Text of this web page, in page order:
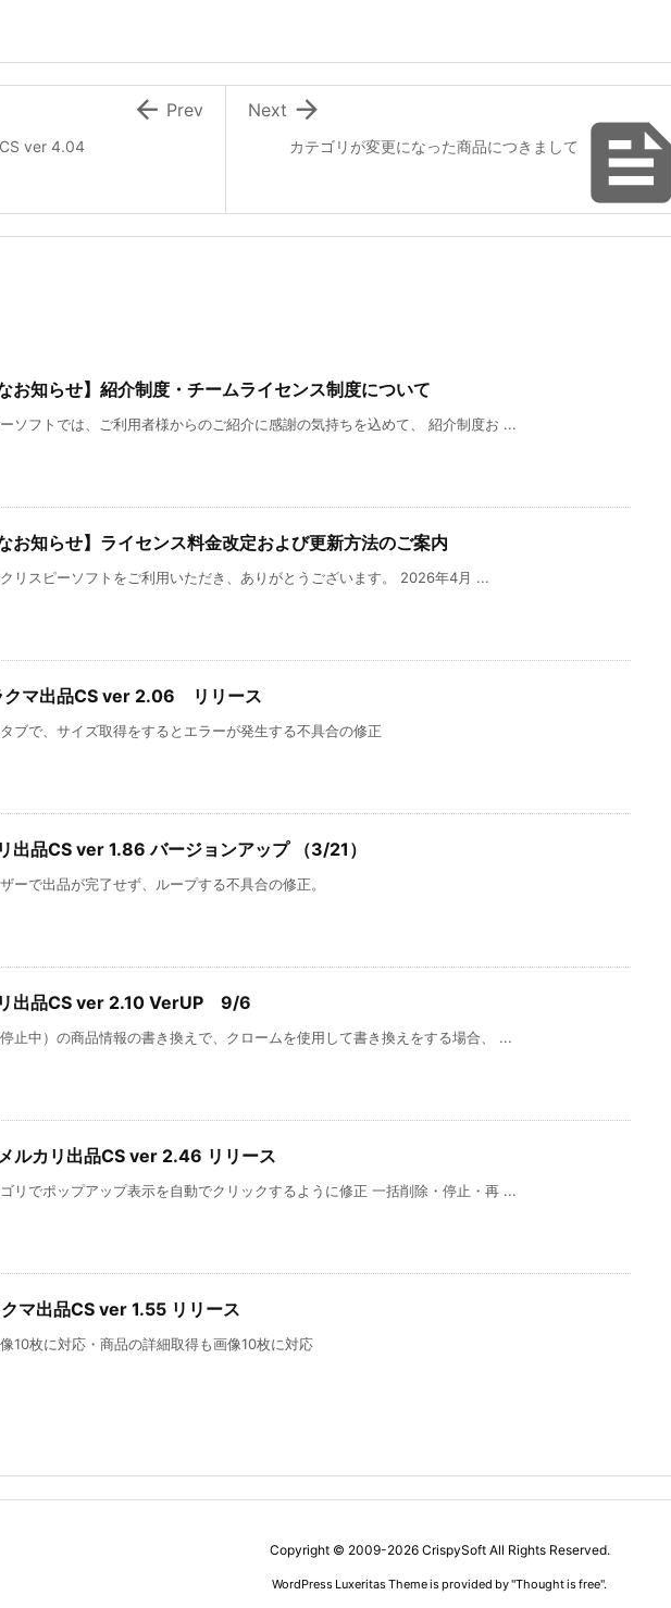

カテゴリが変更になった商品につきまして

Next
ver 4.04
 Prev
なお知らせ】紹介制度・チームライセンス制度について
ソフトでは、ご利用者様からのご紹介に感謝の気持ちを込めて、 紹介制度お ...
なお知らせ】ライセンス料金改定および更新方法のご案内
リスピーソフトをご利用いただき、ありがとうございます。 2026年4月 ...
マ出品CS ver 2.06 リリース
ブで、サイズ取得をするとエラーが発生する不具合の修正
出品CS ver 1.86 バージョンアップ （3/21）
ーで出品が完了せず、ループする不具合の修正。
出品CS ver 2.10 VerUP 9/6
止中）の商品情報の書き換えで、クロームを使用して書き換えをする場合、 ...
ルカリ出品CS ver 2.46 リリース
リでポップアップ表示を自動でクリックするように修正 一括削除・停止・再 ...
マ出品CS ver 1.55 リリース
10枚に対応・商品の詳細取得も画像10枚に対応
Copyright © 2009-2026 CrispySoftAll Rights Reserved.
WordPress Luxeritas Theme is provided by "Thought is free".